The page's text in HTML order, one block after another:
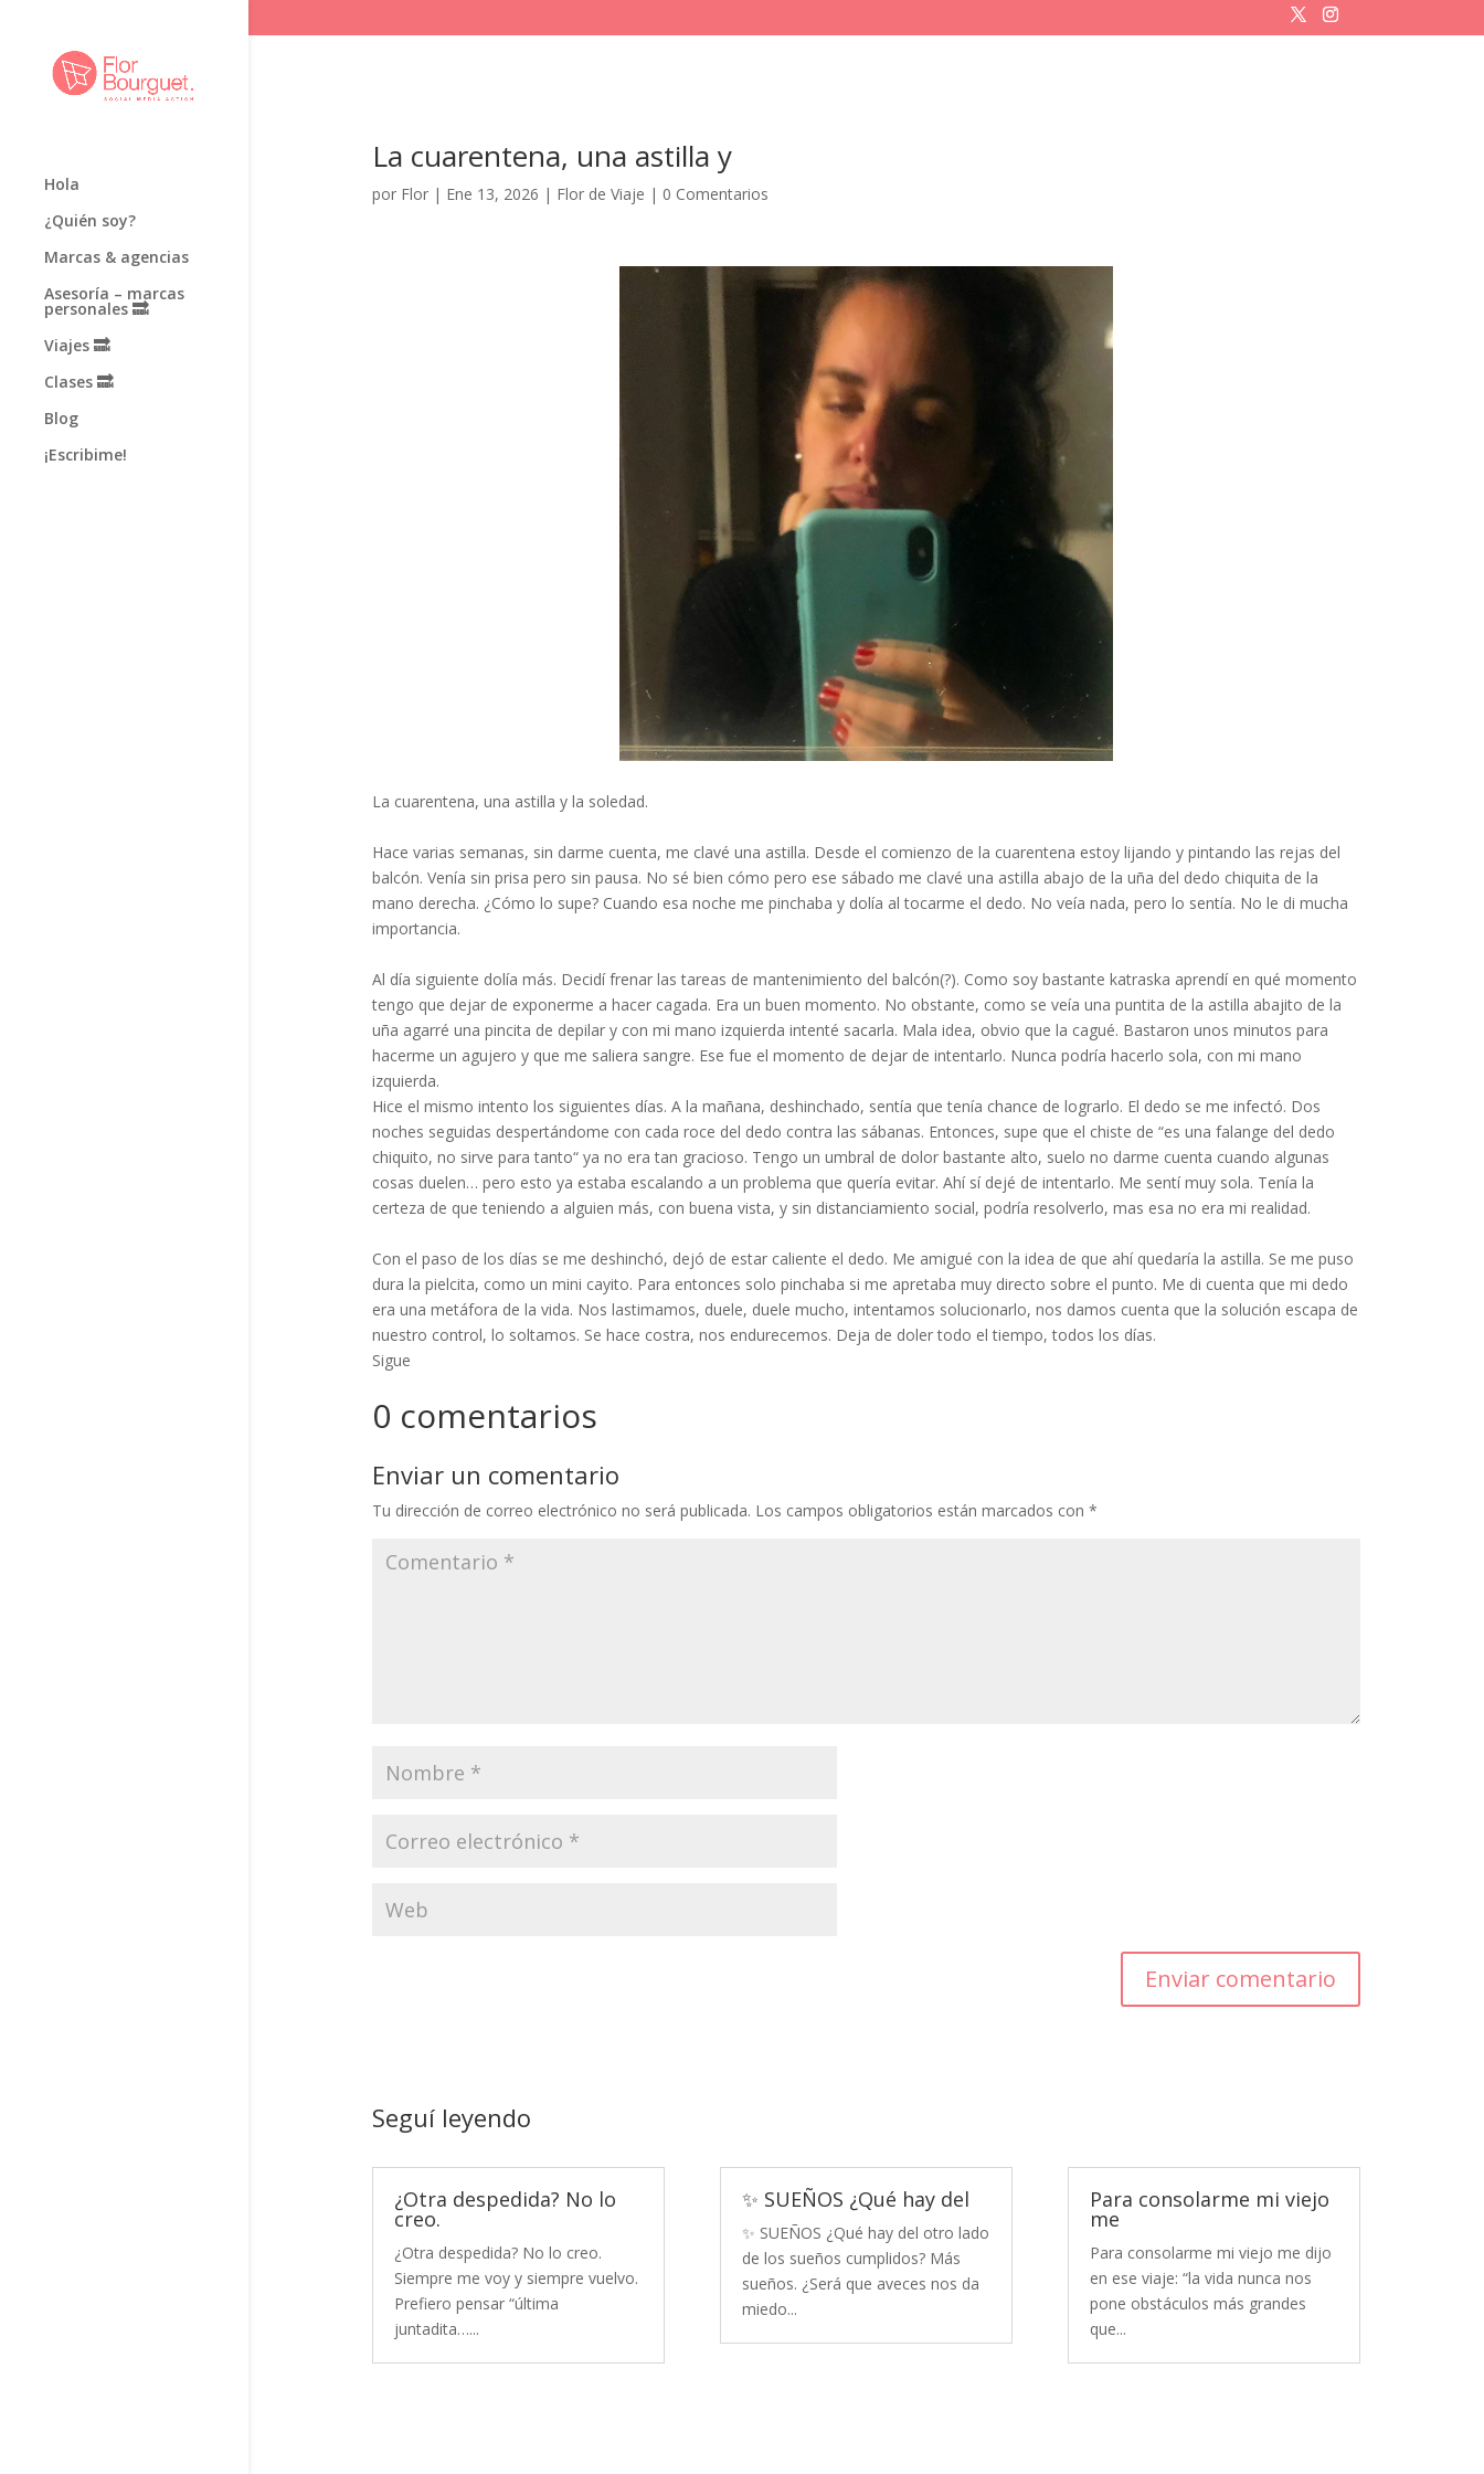
Hola
¿Quién soy?
Marcas & agencias
Asesoría – marcas
personales 🔜
Viajes 🔜
Clases 🔜
Blog
¡Escribime!
La cuarentena, una astilla y
por Flor| Ene 13, 2026 | Flor de Viaje | 0 Comentarios
La cuarentena, una astilla y la soledad. ⁣
Hace varias semanas, sin darme cuenta, me clavé una astilla. Desde el comienzo de la cuarentena estoy lijando y pintando las rejas del
balcón. Venía sin prisa pero sin pausa. No sé bien cómo pero ese sábado me clavé una astilla abajo de la uña del dedo chiquita de la
mano derecha. ¿Cómo lo supe? Cuando esa noche me pinchaba y dolía al tocarme el dedo. No veía nada, pero lo sentía. No le di mucha
importancia. ⁣
Al día siguiente dolía más. Decidí frenar las tareas de mantenimiento del balcón(?). Como soy bastante katraska aprendí en qué momento
tengo que dejar de exponerme a hacer cagada. Era un buen momento. No obstante, como se veía una puntita de la astilla abajito de la
uña agarré una pincita de depilar y con mi mano izquierda intenté sacarla. Mala idea, obvio que la cagué. Bastaron unos minutos para
hacerme un agujero y que me saliera sangre. Ese fue el momento de dejar de intentarlo. Nunca podría hacerlo sola, con mi mano
izquierda. ⁣
Hice el mismo intento los siguientes días. A la mañana, deshinchado, sentía que tenía chance de lograrlo. El dedo se me infectó. Dos
noches seguidas despertándome con cada roce del dedo contra las sábanas. Entonces, supe que el chiste de “es una falange del dedo
chiquito, no sirve para tanto“ ya no era tan gracioso. Tengo un umbral de dolor bastante alto, suelo no darme cuenta cuando algunas
cosas duelen… pero esto ya estaba escalando a un problema que quería evitar. Ahí sí dejé de intentarlo. Me sentí muy sola. Tenía la
certeza de que teniendo a alguien más, con buena vista, y sin distanciamiento social, podría resolverlo, mas esa no era mi realidad. ⁣
Con el paso de los días se me deshinchó, dejó de estar caliente el dedo. Me amigué con la idea de que ahí quedaría la astilla. Se me puso
dura la pielcita, como un mini cayito. Para entonces solo pinchaba si me apretaba muy directo sobre el punto. Me di cuenta que mi dedo
era una metáfora de la vida. Nos lastimamos, duele, duele mucho, intentamos solucionarlo, nos damos cuenta que la solución escapa de
nuestro control, lo soltamos. Se hace costra, nos endurecemos. Deja de doler todo el tiempo, todos los días. ⁣
Sigue
0 comentarios
Enviar un comentario
Tu dirección de correo electrónico no será publicada. Los campos obligatorios están marcados con *
Enviar comentario
Seguí leyendo
¿Otra despedida? No lo
creo.
¿Otra despedida? No lo creo.
Siempre me voy y siempre vuelvo.
Prefiero pensar “última
juntadita…...
✨ SUEÑOS ¿Qué hay del
✨ SUEÑOS ¿Qué hay del otro lado
de los sueños cumplidos? Más
sueños. ¿Será que aveces nos da
miedo...
Para consolarme mi viejo
me
Para consolarme mi viejo me dijo
en ese viaje: “la vida nunca nos
pone obstáculos más grandes
que...